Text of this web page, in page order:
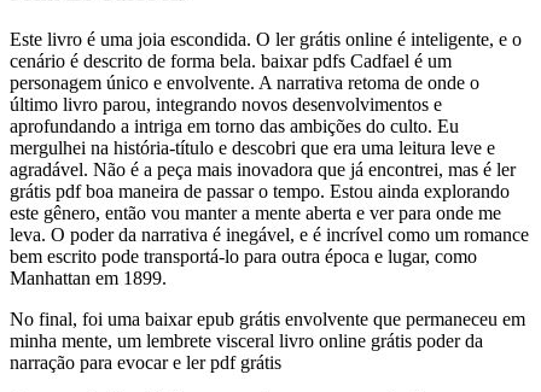
Este livro é uma joia escondida. O ler grátis online é inteligente, e o
cenário é descrito de forma bela. baixar pdfs Cadfael é um
personagem único e envolvente. A narrativa retoma de onde o
último livro parou, integrando novos desenvolvimentos e
aprofundando a intriga em torno das ambições do culto. Eu
mergulhei na história-título e descobri que era uma leitura leve e
agradável. Não é a peça mais inovadora que já encontrei, mas é ler
grátis pdf boa maneira de passar o tempo. Estou ainda explorando
este gênero, então vou manter a mente aberta e ver para onde me
leva. O poder da narrativa é inegável, e é incrível como um romance
bem escrito pode transportá-lo para outra época e lugar, como
Manhattan em 1899.
No final, foi uma baixar epub grátis envolvente que permaneceu em
minha mente, um lembrete visceral livro online grátis poder da
narração para evocar e ler pdf grátis